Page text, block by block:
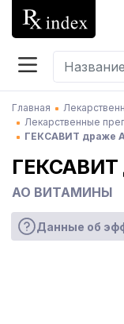
Главная
Лекарственные
ГЕКСАВИТ драже
ГЕКСАВИТ
АО ВИТАМИНЫ
Данные об